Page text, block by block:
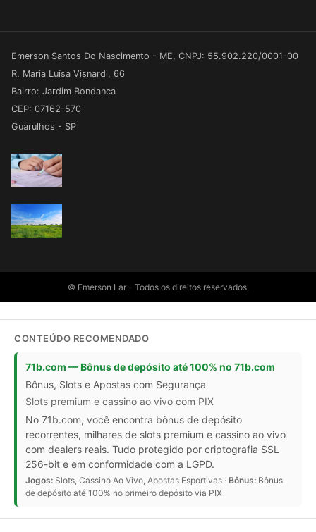
Emerson Santos Do Nascimento - ME, CNPJ: 55.902.220/0001-00
R. Maria Luísa Visnardi, 66
Bairro: Jardim Bondanca
CEP: 07162-570
Guarulhos - SP
© Emerson Lar - Todos os direitos reservados.
CONTEÚDO RECOMENDADO
71b.com — Bônus de depósito até 100% no 71b.com
Bônus, Slots e Apostas com Segurança
Slots premium e cassino ao vivo com PIX
No 71b.com, você encontra bônus de depósito
recorrentes, milhares de slots premium e cassino ao vivo
com dealers reais. Tudo protegido por criptografia SSL
256-bit e em conformidade com a LGPD.
Jogos: Slots, Cassino Ao Vivo, Apostas Esportivas · Bônus: Bônus
de depósito até 100% no primeiro depósito via PIX